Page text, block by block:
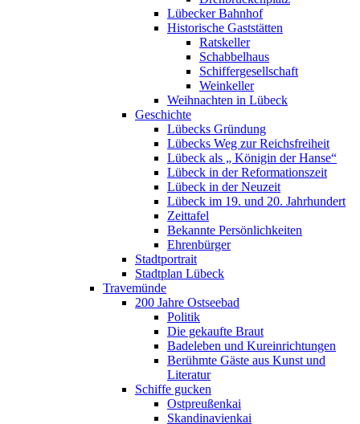
Lübecker Bahnhof
Historische Gaststätten
Ratskeller
Schabbelhaus
Schiffergesellschaft
Weinkeller
Weihnachten in Lübeck
Geschichte
Lübecks Gründung
Lübecks Weg zur Reichsfreiheit
Lübeck als „ Königin der Hanse“
Lübeck in der Reformationszeit
Lübeck in der Neuzeit
Lübeck im 19. und 20. Jahrhundert
Zeittafel
Bekannte Persönlichkeiten
Ehrenbürger
Stadtportrait
Stadtplan Lübeck
Travemünde
200 Jahre Ostseebad
Politik
Die gekaufte Braut
Badeleben und Kureinrichtungen
Berühmte Gäste aus Kunst und
Literatur
Schiffe gucken
Ostpreußenkai
Skandinavienkai